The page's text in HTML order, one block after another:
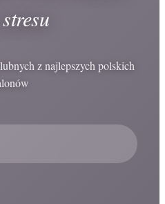
z najlepszych polskich